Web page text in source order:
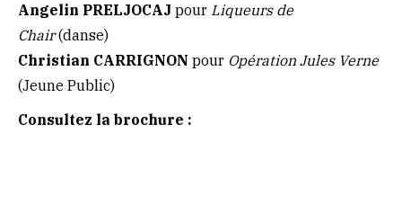
Angelin PRELJOCAJ pour Liqueurs de
Chair(danse)
Christian CARRIGNON pour Opération Jules Verne
(Jeune Public)
Consultez la brochure :